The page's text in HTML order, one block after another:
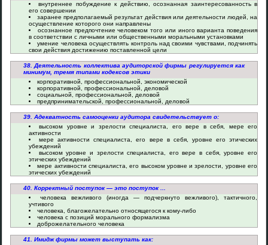
внутреннее побуждение к действию, осознанная заинтересованность в
его совершении
заранее предполагаемый результат действия или деятельности людей, на
осуществление которого они направлены
осознанное предпочтение человеком того или иного варианта поведения
в соответствии с личными или общественными моральными установками
умение человека осуществлять контроль над своими чувствами, подчинять
свои действия достижению поставленной цели
38. Деятельность коллектива аудиторской фирмы регулируется как
минимум, тремя типами кодексов этики
корпоративной, профессиональной, экономической
корпоративной, профессиональной, деловой
социальной, профессиональной, деловой
предпринимательской, профессиональной, деловой
39. Адекватность самооценки аудитора свидетельствует о:
высоком уровне и зрелости специалиста, его вере в себя, мере его
активности
мере активности специалиста, его вере в себя, уровне его этических
убеждений
высоком уровне и зрелости специалиста, его вере в себя, уровне его
этических убеждений
мере активности специалиста, его высоком уровне и зрелости, уровне его
этических убеждений
40. Корректный поступок — это поступок ...
человека вежливого (иногда — подчеркнуто вежливого), тактичного,
учтивого
человека, благожелательно относящегося к кому-либо
человека с позиций морального формализма
доброжелательного человека
41. Имидж фирмы может выступать как: